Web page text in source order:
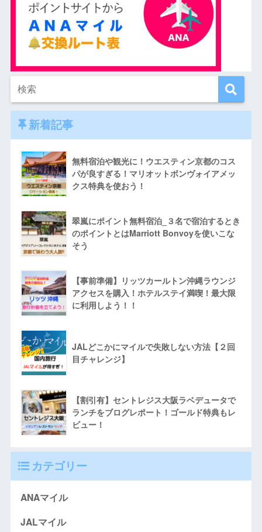
新着記事
無料宿泊や観光に！ウエスティン京都のコス
パが良すぎる！マリオットボンヴォイアメッ
クス特典を使おう！
翠嵐にポイント無料宿泊_３名で宿泊するとき
のポイントとはMarriott Bonvoyを使いこな
そう
【事前準備】リッツカールトン沖縄ラウンジ
アクセスを購入！ホテルステイ満喫！最大限
に利用しよう！！
JALどこかにマイルで失敗しない方法【２回
目チャレンジ】
【割引有】セントレジス大阪ラベデュータで
ランチをブログレポート！ゴールド特典もレ
ビュー！
カテゴリー
ANAマイル
JALマイル